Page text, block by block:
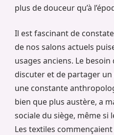
plus de douceur qu’à
Il est fascinant de
de nos salons actuels
usages anciens. Le
discuter et de partager
une constante
bien que plus austère, a
sociale du siège, même
Les textiles